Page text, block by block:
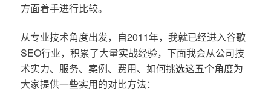
方面着手进行比较。
从专业技术角度出发，自2011年，我就已经进入谷歌
SEO行业，积累了大量实战经验，下面我会从公司技
术实力、服务、案例、费用、如何挑选这五个角度为
大家提供一些实用的对比方法：